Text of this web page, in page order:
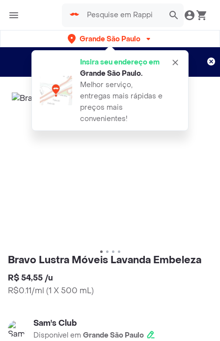
Grande São Paulo
Insira seu endereço em
Grande São Paulo.
Melhor serviço,
entregas mais rápidas e
preços mais
convenientes!
Entregas grátis por 15 dias!
Aplicam T&C
Bravo Lustra Móveis Lavanda Embeleza
R$ 54,55 /u
R$0.11/ml (1 X 500 mL)
Sam's Club
Disponível em Grande São Paulo